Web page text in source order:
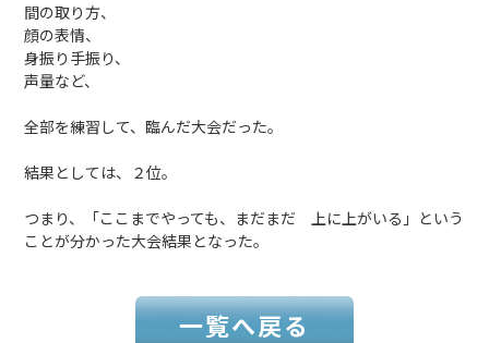
間の取り方、
顔の表情、
身振り手振り、
声量など、
全部を練習して、臨んだ大会だった。
結果としては、２位。
つまり、「ここまでやっても、まだまだ 上に上がいる」という
ことが分かった大会結果となった。
一覧へ戻る